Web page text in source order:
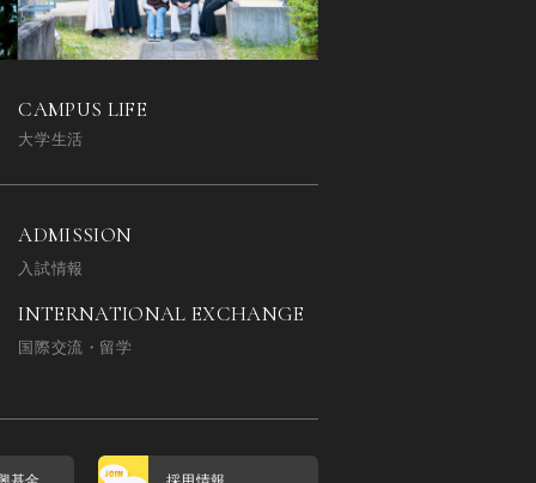
CAMPUS LIFE
大学生活
ADMISSION
入試情報
INTERNATIONAL EXCHANGE
国際交流・留学